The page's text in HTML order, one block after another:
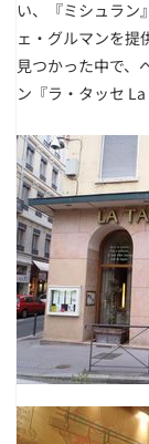
い、『ミシュラン
ェ・グルマンを提
見つかった中で、
ン『ラ・タッセ La